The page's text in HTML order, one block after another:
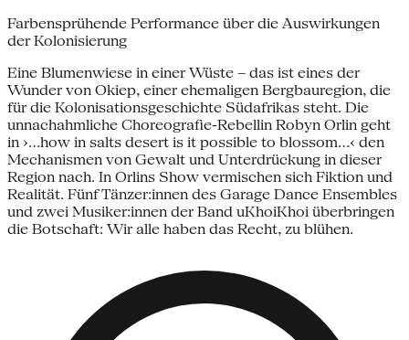
Farbensprühende Performance über die Auswirkungen
der Kolonisierung
Eine Blumenwiese in einer Wüste – das ist eines der
Wunder von Okiep, einer ehemaligen Bergbauregion, die
für die Kolonisationsgeschichte Südafrikas steht. Die
unnachahmliche Choreografie-Rebellin Robyn Orlin geht
in ›…how in salts desert is it possible to blossom…‹ den
Mechanismen von Gewalt und Unterdrückung in dieser
Region nach. In Orlins Show vermischen sich Fiktion und
Realität. Fünf Tänzer:innen des Garage Dance Ensembles
und zwei Musiker:innen der Band uKhoiKhoi überbringen
die Botschaft: Wir alle haben das Recht, zu blühen.